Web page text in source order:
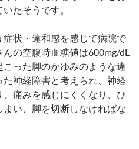
たそうです。
状・違和感を感じて病院で
の空腹時血糖値は600mg/dL
った脚のかゆみのような違
神経障害と考えられ、神経
痛みを感じにくくなり、ひ
い、脚を切断しなければな